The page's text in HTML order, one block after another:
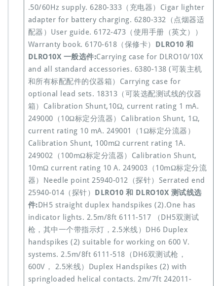
.50/60Hz supply. 6280-333（充电器）Cigar lighter
adapter for battery charging. 6280-332（点烟器适
配器）User guide. 6172-473（使用手册（英文））
Warranty book. 6170-618（保修卡） DLRO10 和
DLRO10X 一般选件:Carrying case for DLRO10/10X
and all standard accessories. 6380-138 (可装主机
和所有标配配件的仪器箱）Carrying case for
optional lead sets. 18313（可装选配测试线的仪器
箱）Calibration Shunt,10Ω, current rating 1 mA.
249000（10Ω标定分流器）Calibration Shunt, 1Ω,
current rating 10 mA. 249001（1Ω标定分流器）
Calibration Shunt, 100mΩ current rating 1A.
249002（100mΩ标定分流器）Calibration Shunt,
10mΩ current rating 10 A. 249003（10mΩ标定分流
器）Needle point 25940-012（探针）Serrated end
25940-014（探针） DLRO10 和 DLRO10X 测试线选
件:DH5 straight duplex handspikes (2).One has
indicator lights. 2.5m/8ft 6111-517 （DH5双测试
枪，其中一个带指示灯，2.5米线）DH6 Duplex
handspikes (2) suitable for working on 600 V.
systems. 2.5m/8ft 6111-518（DH6双测试枪，
600V， 2.5米线）Duplex Handspikes (2) with
springloaded helical contacts. 2m/7ft 242011-